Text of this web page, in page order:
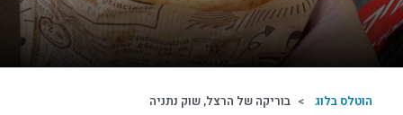
הוטלס בלוג > בוריקה של הרצל, שוק נתניה